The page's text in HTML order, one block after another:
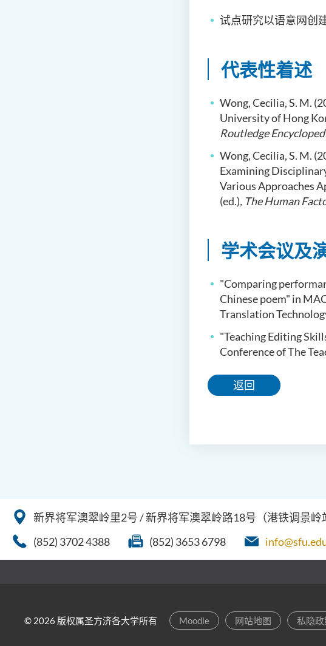
试点研究以语意网创
代表性着述
Wong, Cecilia, S. M.
University of Hong
Routledge
Wong, Cecilia, S. M.
Examining
Various Approaches
(ed.), The Human
学术会议及
"Comparing
Chinese poem" in
Translation
"Teaching Editing
Conference of The
返回
新界将军澳翠岭里2号 / 新界将军澳翠岭路18号（港铁调景岭
(852) 3702 4388
(852) 3653 6798
Moodle 网站地图 私隐
© 2026 版权属圣方济各大学所有